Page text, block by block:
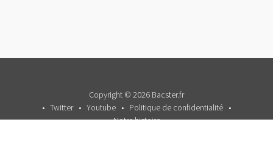
Copyright © 2026 Bacster.fr
Twitter
Youtube
Politique de confidentialité
Notre histoire